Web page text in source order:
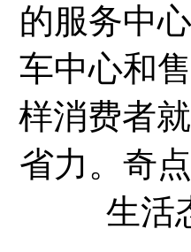
的服务中
车中心和
样消费者
省力。奇
生活